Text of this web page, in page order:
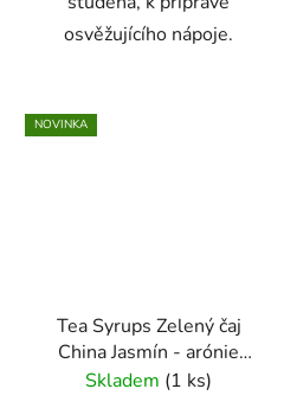
osvěžujícího nápoje.
NOVINKA
Tea Syrups Zelený čaj
China Jasmín - arónie
200 ml - Oxalis
Skladem (1 ks)